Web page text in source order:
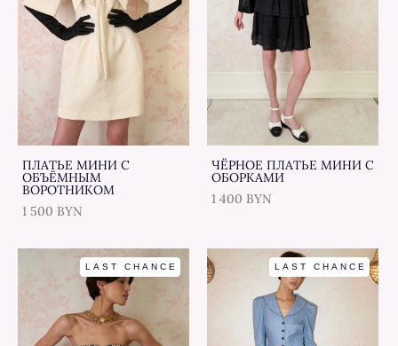
ПЛАТЬЕ МИНИ С
ОБЪЁМНЫМ
ВОРОТНИКОМ
1 500 BYN
ЧЁРНОЕ ПЛАТЬЕ МИНИ С
ОБОРКАМИ
1 400 BYN
LAST CHANCE LAST CHANCE